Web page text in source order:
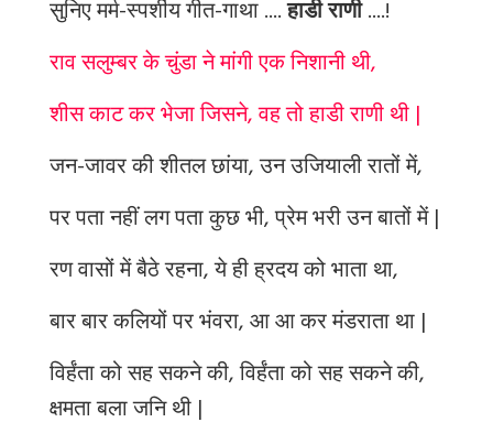
सुनिए मर्म-स्पर्शीय गीत-गाथा ....हाडी राणी....!
राव सलुम्बर के चुंडा ने मांगी एक निशानी थी,
शीस काट कर भेजा जिसने, वह तो हाडी राणी थी |
जन-जावर की शीतल छांया, उन उजियाली रातों में,
पर पता नहीं लग पता कुछ भी, प्रेम भरी उन बातों में |
रण वासों में बैठे रहना, ये ही ह्रदय को भाता था,
बार बार कलियों पर भंवरा, आ आ कर मंडराता था |
विर्हंता को सह सकने की, विर्हंता को सह सकने की,
क्षमता बला जनि थी |